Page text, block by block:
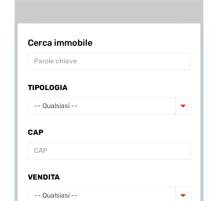
Cerca immobile
TIPOLOGIA
-- Qualsiasi --
CAP
VENDITA
-- Qualsiasi --